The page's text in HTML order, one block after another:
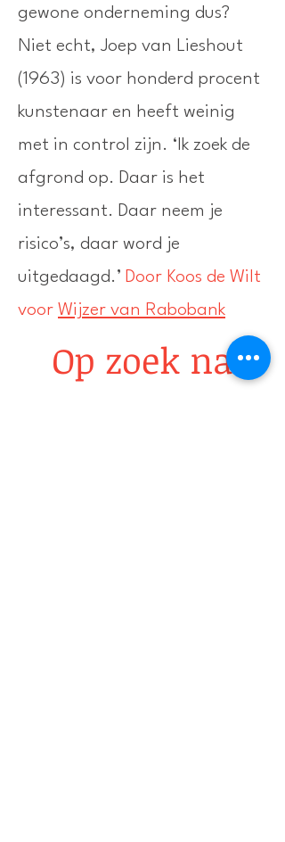
gewone onderneming dus?
Niet echt, Joep van Lieshout
(1963) is voor honderd procent
kunstenaar en heeft weinig
met in control zijn. ‘Ik zoek de
afgrond op. Daar is het
interessant. Daar neem je
risico’s, daar word je
uitgedaagd.’ Door Koos de Wilt
voor Wijzer van Rabobank
Op zoek naar